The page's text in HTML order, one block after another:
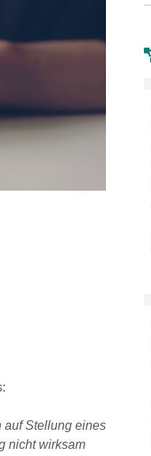
auf Stellung eines
nicht wirksam